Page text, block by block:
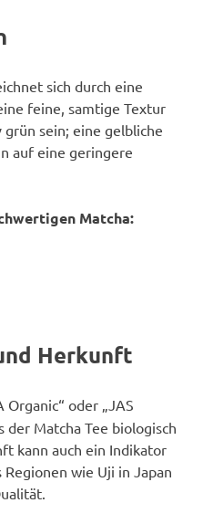
sich durch eine
feine, samtige Textur
sein; eine gelbliche
auf eine geringere
Matcha:
Herkunft
Organic“ oder „JAS
der Matcha Tee biologisch
kann auch ein Indikator
wie Uji in Japan